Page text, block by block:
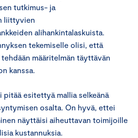
tutkimus- ja
liittyvien
alihankintalaskuista.
tekemiselle olisi, että
määritelmän täyttävän
kanssa.
pitää esitettyä mallia selkeänä
osalta. On hyvä, ettei
näyttäisi aiheuttavan toimijoille
kustannuksia.